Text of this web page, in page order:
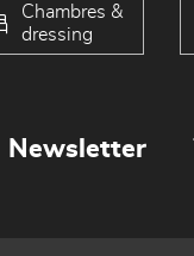
Chambres &
dressing
Newsletter